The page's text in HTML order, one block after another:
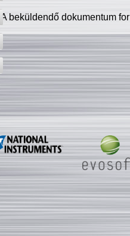
A beküldendő dokumentum